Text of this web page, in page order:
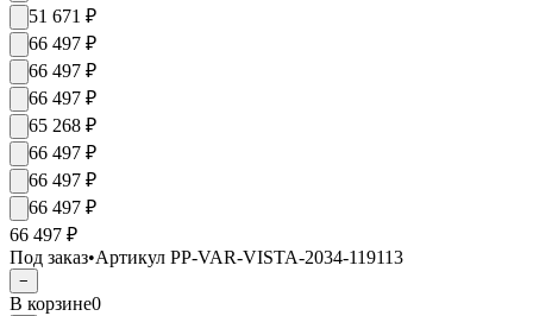
51 671 ₽
66 497 ₽
66 497 ₽
66 497 ₽
65 268 ₽
66 497 ₽
66 497 ₽
66 497 ₽
66 497 ₽
Под заказ•Артикул PP-VAR-VISTA-2034-119113
−
В корзине0